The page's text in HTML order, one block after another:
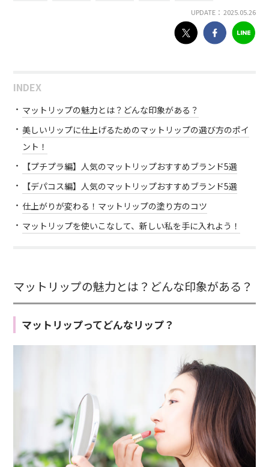
UPDATE： 2025.05.26
INDEX
マットリップの魅力とは？どんな印象がある？
美しいリップに仕上げるためのマットリップの選び方のポイ
ント！
【プチプラ編】人気のマットリップおすすめブランド5選
【デパコス編】人気のマットリップおすすめブランド5選
仕上がりが変わる！マットリップの塗り方のコツ
マットリップを使いこなして、新しい私を手に入れよう！
マットリップの魅力とは？どんな印象がある？
マットリップってどんなリップ？